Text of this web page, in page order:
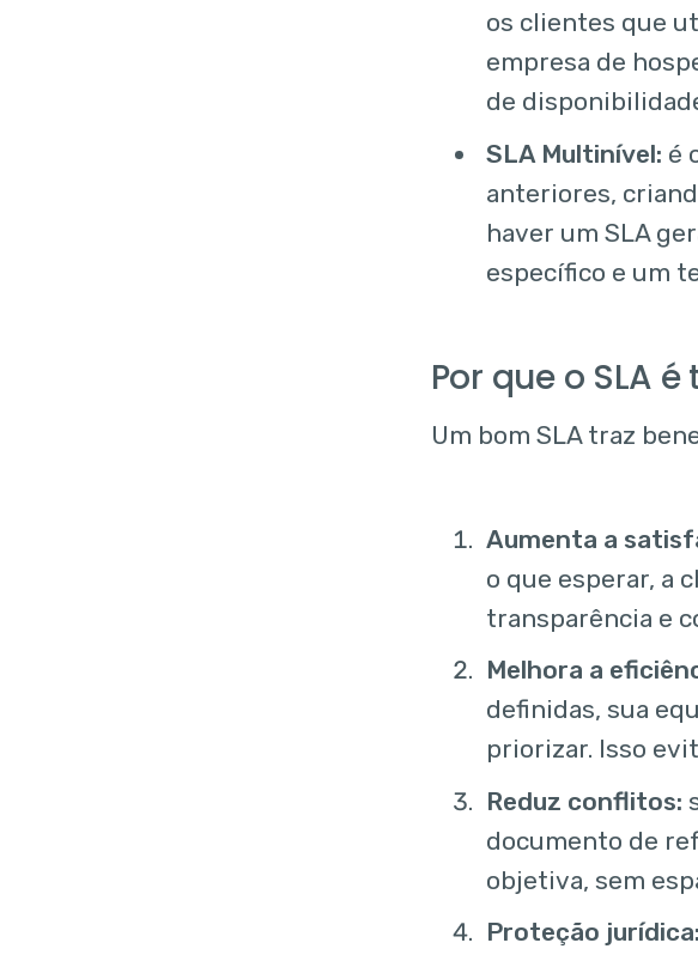
os clientes que
empresa de
de
SLA Multinível: é
anteriores,
haver um SLA
específico e um
Por que o SLA
Um bom SLA traz
Aumenta a
o que esperar, a
transparência e
Melhora a
definidas, sua
priorizar. Isso
Reduz conflitos:
documento de
objetiva, sem
Proteção jurídica: